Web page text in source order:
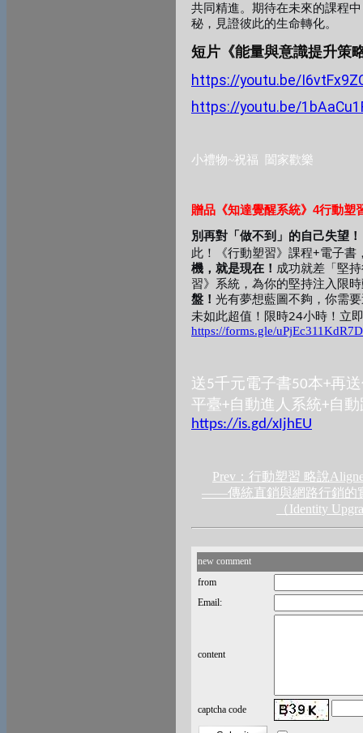
共同精進。期待在未來的課程
秘，見證彼此的生命轉化。
短片《能量與意識提升策
https://youtu.be/
https://youtu.be/
小禮物~祝福 闔家歡樂
贈品《知達覺醒系統》 4行動塑
別再對「做不到」的自己失望！
此！《行動塑習》課程+電子書
機，就是現在！ 成功就差「堅
習》系統，為你的堅持注入限
盤！ 光有夢想藍圖不夠，你需
未如此超值！限時24小時！立
https://forms.gle/
送 5千元電子書50本+再
平臺+自動進人系統+自
https://is.gd/xIjhEU
Prev：行動塑習 略說
——傳統直銷與網路行銷的
（Identity
new comment
from
Email:
content
captcha code